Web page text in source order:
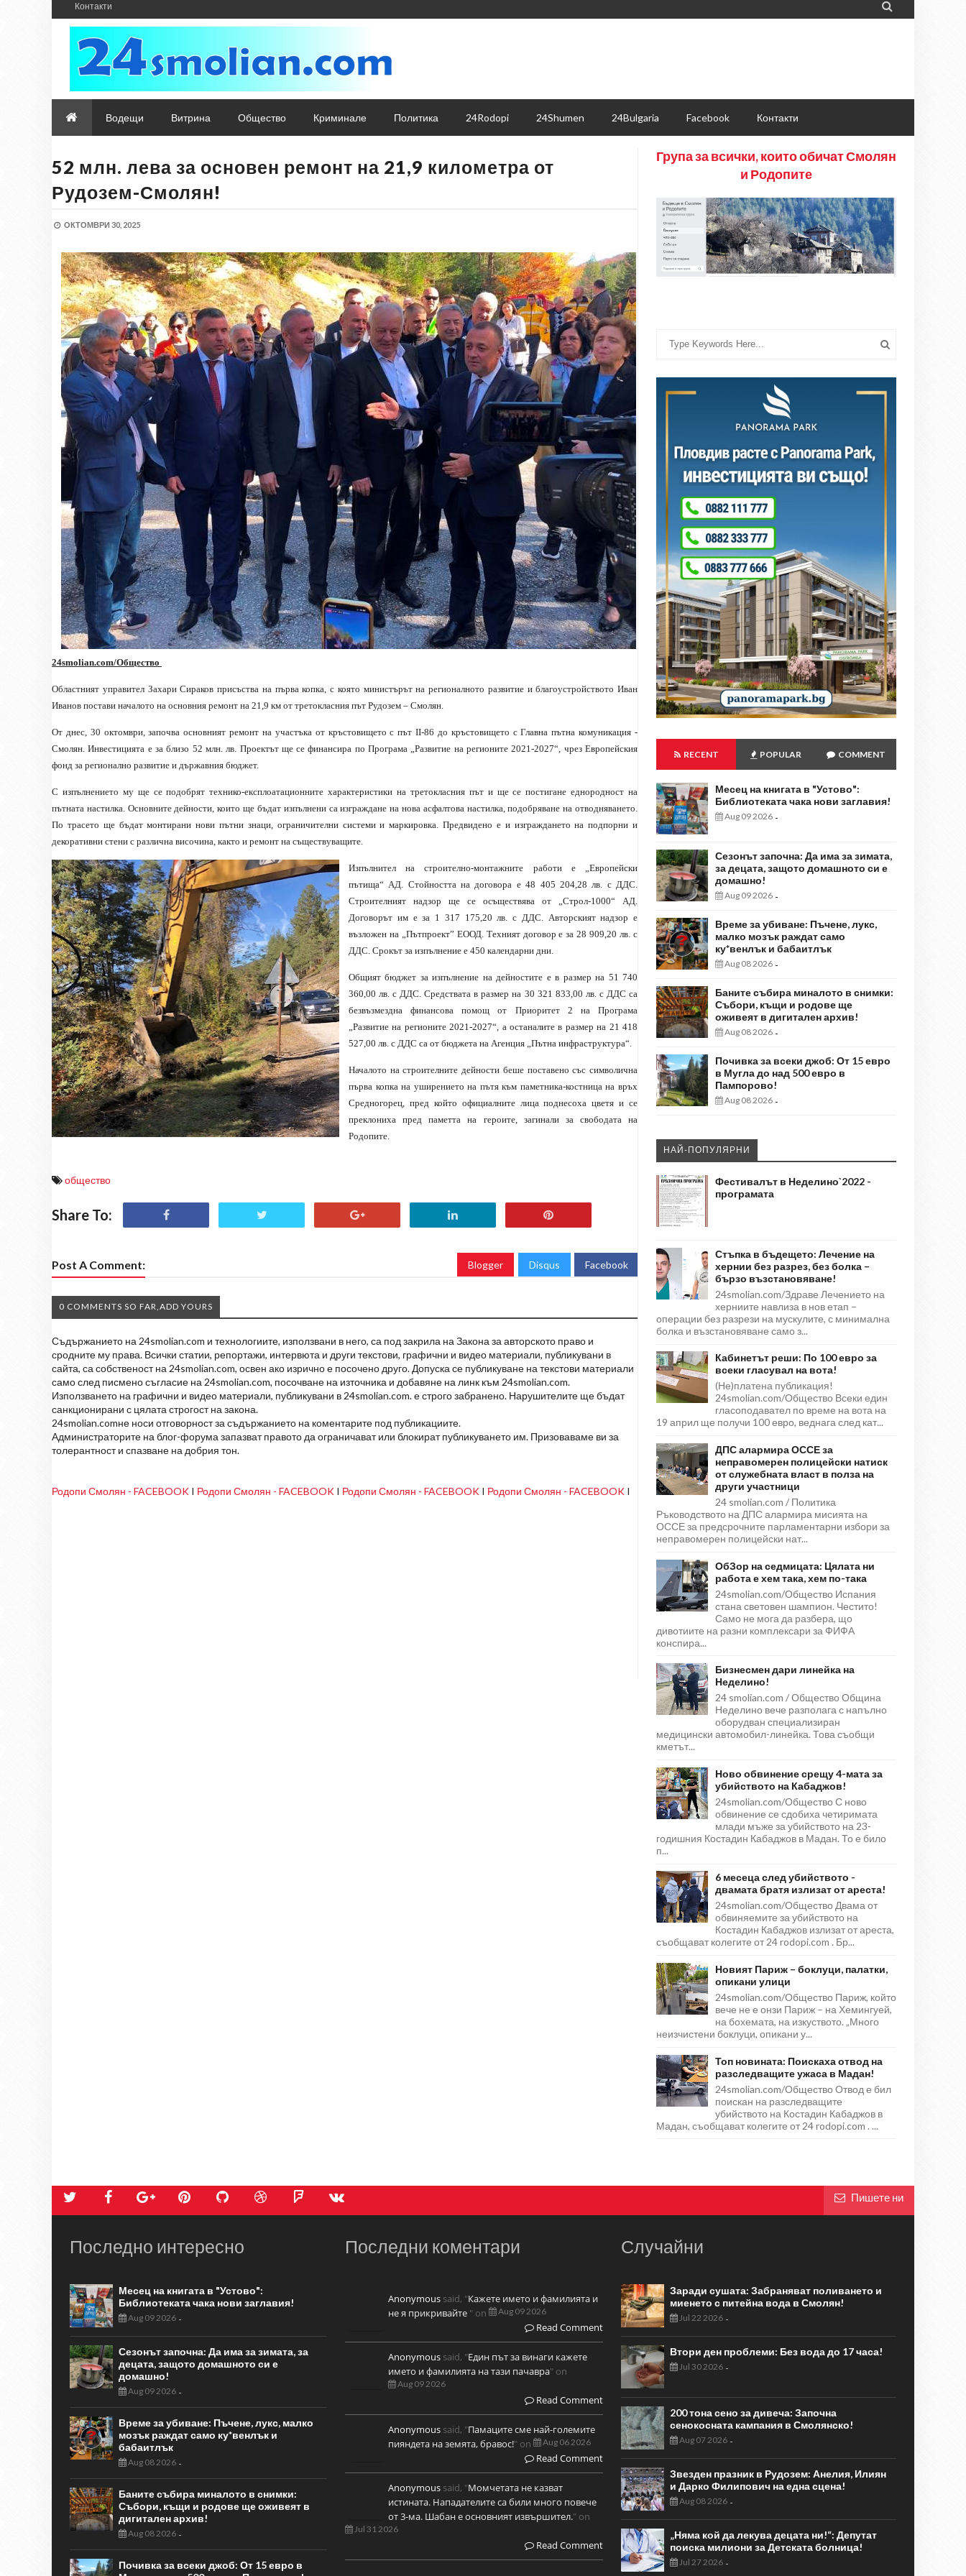
Контакти 
Водещи Витрина Общество Криминале Политика 24Rodopi 24Shumen 24Bulgaria Facebook Контакти
52 млн. лева за основен ремонт на 21,9 километра от
Рудозем-Смолян!
ОКТОМВРИ 30, 2025
24smolian.com/Общество
Областният управител Захари Сираков присъства на първа копка, с която министърът на регионалното развитие и благоустройството Иван
Иванов постави началото на основния ремонт на 21,9 км от третокласния път Рудозем – Смолян.
От днес, 30 октомври, започва основният ремонт на участъка от кръстовището с път II-86 до кръстовището с Главна пътна комуникация -
Смолян. Инвестицията е за близо 52 млн. лв. Проектът ще се финансира по Програма „Развитие на регионите 2021-2027“, чрез Европейския
фонд за регионално развитие и държавния бюджет.
С изпълнението му ще се подобрят технико-експлоатационните характеристики на третокласния път и ще се постигане еднородност на
пътната настилка. Основните дейности, които ще бъдат изпълнени са изграждане на нова асфалтова настилка, подобряване на отводняването.
По трасето ще бъдат монтирани нови пътни знаци, ограничителни системи и маркировка. Предвидено е и изграждането на подпорни и
декоративни стени с различна височина, както и ремонт на съществуващите.
Изпълнител на строително-монтажните работи е „Европейски
пътища“ АД. Стойността на договора е 48 405 204,28 лв. с ДДС.
Строителният надзор ще се осъществява от „Строл-1000“ АД.
Договорът им е за 1 317 175,20 лв. с ДДС. Авторският надзор е
възложен на „Пътпроект” ЕООД. Техният договор е за 28 909,20 лв. с
ДДС. Срокът за изпълнение е 450 календарни дни.
Общият бюджет за изпълнение на дейностите е в размер на 51 740
360,00 лв. с ДДС. Средствата в размер на 30 321 833,00 лв. с ДДС са
безвъзмездна финансова помощ от Приоритет 2 на Програма
„Развитие на регионите 2021-2027“, а останалите в размер на 21 418
527,00 лв. с ДДС са от бюджета на Агенция „Пътна инфраструктура“.
Началото на строителните дейности беше поставено със символична
първа копка на уширението на пътя към паметника-костница на връх
Средногорец, пред който официалните лица поднесоха цветя и се
преклониха пред паметта на героите, загинали за свободата на
Родопите.
общество
Share To:
Post A Comment: Blogger Disqus Facebook
0 COMMENTS SO FAR,ADD YOURS
Съдържанието на 24smolian.com и технологиите, използвани в него, са под закрила на Закона за авторското право и
сродните му права. Всички статии, репортажи, интервюта и други текстови, графични и видео материали, публикувани в
сайта, са собственост на 24smolian.com, освен ако изрично е посочено друго. Допуска се публикуване на текстови материали
само след писмено съгласие на 24smolian.com, посочване на източника и добавяне на линк към 24smolian.com.
Използването на графични и видео материали, публикувани в 24smolian.com. е строго забранено. Нарушителите ще бъдат
санкционирани с цялата строгост на закона.
24smolian.comне носи отговорност за съдържанието на коментарите под публикациите.
Администраторите на блог-форума запазват правото да ограничават или блокират публикуването им. Призоваваме ви за
толерантност и спазване на добрия тон.
Родопи Смолян - FACEBOOK I Родопи Смолян - FACEBOOK I Родопи Смолян - FACEBOOK I Родопи Смолян - FACEBOOK I
Група за всички, които обичат Смолян
и Родопите
RECENT POPULAR COMMENT
Месец на книгата в "Устово":
Библиотеката чака нови заглавия!
Aug 09 2026 -
Сезонът започна: Да има за зимата,
за децата, защото домашното си е
домашно!
Aug 09 2026 -
Време за убиване: Пъчене, лукс,
малко мозък раждат само
ку*венлък и бабаитлък
Aug 08 2026 -
Баните събира миналото в снимки:
Събори, къщи и родове ще
оживеят в дигитален архив!
Aug 08 2026 -
Почивка за всеки джоб: От 15 евро
в Мугла до над 500 евро в
Пампорово!
Aug 08 2026 -
НАЙ-ПОПУЛЯРНИ
Фестивалът в Неделино`2022 -
програмата
Стъпка в бъдещето: Лечение на
хернии без разрез, без болка –
бързо възстановяване!
24smolian.com/Здраве Лечението на
херниите навлиза в нов етап –
операции без разрези на мускулите, с минимална
болка и възстановяване само з...
Кабинетът реши: По 100 евро за
всеки гласувал на вота!
(Не)платена публикация!
24smolian.com/Общество Всеки един
гласоподавател по време на вота на
19 април ще получи 100 евро, веднага след кат...
ДПС алармира ОССЕ за
неправомерен полицейски натиск
от служебната власт в полза на
други участници
24 smolian.com / Политика
Ръководството на ДПС алармира мисията на
ОССЕ за предсрочните парламентарни избори за
неправомерен полицейски нат...
ОбЗор на седмицата: Цялата ни
работа е хем така, хем по-така
24smolian.com/Общество Испания
стана световен шампион. Честито!
Само не мога да разбера, що
дивотиите на разни комплексари за ФИФА
конспира...
Бизнесмен дари линейка на
Неделино!
24 smolian.com / Общество Община
Неделино вече разполага с напълно
оборудван специализиран
медицински автомобил-линейка. Това съобщи
кметът...
Ново обвинение срещу 4-мата за
убийството на Кабаджов!
24smolian.com/Общество С ново
обвинение се сдобиха четиримата
млади мъже за убийството на 23-
годишния Костадин Кабаджов в Мадан. То е било
п...
6 месеца след убийството -
двамата братя излизат от ареста!
24smolian.com/Общество Двама от
обвиняемите за убийството на
Костадин Кабаджов излизат от ареста,
съобщават колегите от 24 rodopi.com . Бр...
Новият Париж – боклуци, палатки,
опикани улици
24smolian.com/Общество Париж, който
вече не е онзи Париж – на Хемингуей,
на бохемата, на изкуството. „Много
неизчистени боклуци, опикани у...
Топ новината: Поискаха отвод на
разследващите ужаса в Мадан!
24smolian.com/Общество Отвод е бил
поискан на разследващите
убийството на Костадин Кабаджов в
Мадан, съобщават колегите от 24 rodopi.com . ...
Пишете ни
Последно интересно
Месец на книгата в "Устово":
Библиотеката чака нови заглавия!
Aug 09 2026 -
Сезонът започна: Да има за зимата, за
децата, защото домашното си е
домашно!
Aug 09 2026 -
Време за убиване: Пъчене, лукс, малко
мозък раждат само ку*венлък и
бабаитлък
Aug 08 2026 -
Баните събира миналото в снимки:
Събори, къщи и родове ще оживеят в
дигитален архив!
Aug 08 2026 -
Почивка за всеки джоб: От 15 евро в
Последни коментари
Anonymous said, "Кажете името и фамилията и
не я прикривайте " on Aug 09 2026
Read Comment
Anonymous said, "Един път за винаги кажете
името и фамилията на тази пачавра" on
Aug 09 2026
Read Comment
Anonymous said, "Памаците сме най-големите
пияндета на земята, бравос!" on Aug 06 2026
Read Comment
Anonymous said, "Момчетата не казват
истината. Нападателите са били много повече
от 3-ма. Шабан е основният извършител." on
Jul 31 2026
Read Comment
Случайни
Заради сушата: Забраняват поливането и
миенето с питейна вода в Смолян!
Jul 22 2026-
Втори ден проблеми: Без вода до 17 часа!
Jul 30 2026-
200 тона сено за дивеча: Започна
сенокосната кампания в Смолянско!
Aug 07 2026-
Звезден празник в Рудозем: Анелия, Илиян
и Дарко Филипович на една сцена!
Aug 08 2026-
„Няма кой да лекува децата ни!“: Депутат
поиска милиони за Детската болница!
Jul 27 2026-